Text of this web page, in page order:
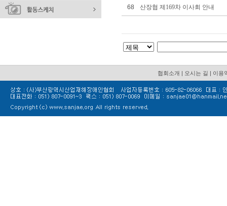
68 산장협 제169차 이사회 안내
협회소개 | 오시는 길 | 이용